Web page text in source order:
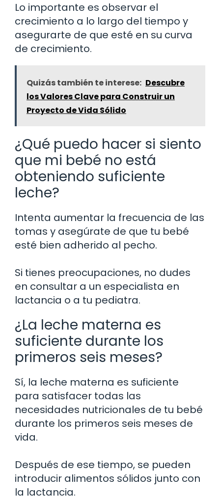
Lo importante es observar el
crecimiento a lo largo del tiempo y
asegurarte de que esté en su curva
de crecimiento.
Quizás también te interese: Descubre
los Valores Clave para Construir un
Proyecto de Vida Sólido
¿Qué puedo hacer si siento
que mi bebé no está
obteniendo suficiente
leche?
Intenta aumentar la frecuencia de las
tomas y asegúrate de que tu bebé
esté bien adherido al pecho.
Si tienes preocupaciones, no dudes
en consultar a un especialista en
lactancia o a tu pediatra.
¿La leche materna es
suficiente durante los
primeros seis meses?
Sí, la leche materna es suficiente
para satisfacer todas las
necesidades nutricionales de tu bebé
durante los primeros seis meses de
vida.
Después de ese tiempo, se pueden
introducir alimentos sólidos junto con
la lactancia.